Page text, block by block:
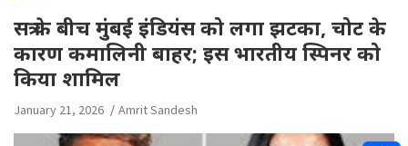
सत्र के बीच मुंबई इंडियंस को लगा झटका, चोट के
कारण कमालिनी बाहर; इस भारतीय स्पिनर को
किया शामिल
January 21, 2026 Amrit Sandesh